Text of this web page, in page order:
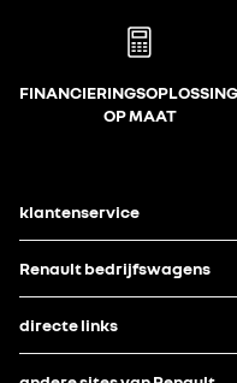
OP MAAT
klantenservice
Renault bedrijfswagens
directe links